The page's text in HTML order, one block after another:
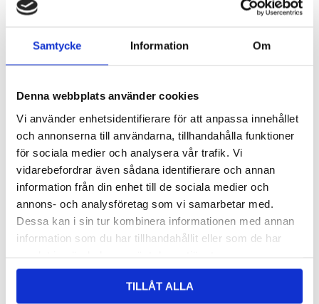
Samtycke Information Om
Denna webbplats använder cookies
Vi använder enhetsidentifierare för att anpassa innehållet
och annonserna till användarna, tillhandahålla funktioner
för sociala medier och analysera vår trafik. Vi
vidarebefordrar även sådana identifierare och annan
information från din enhet till de sociala medier och
annons- och analysföretag som vi samarbetar med.
Dessa kan i sin tur kombinera informationen med annan
information som du har tillhandahållit eller som de har
TILLÅT ALLA
Artnr: 2044
LÄS MER
Artnr: 2068
LÄS MER